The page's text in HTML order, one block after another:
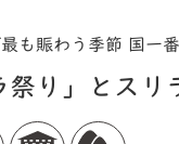
賑わう季節 国一
り」とスリ